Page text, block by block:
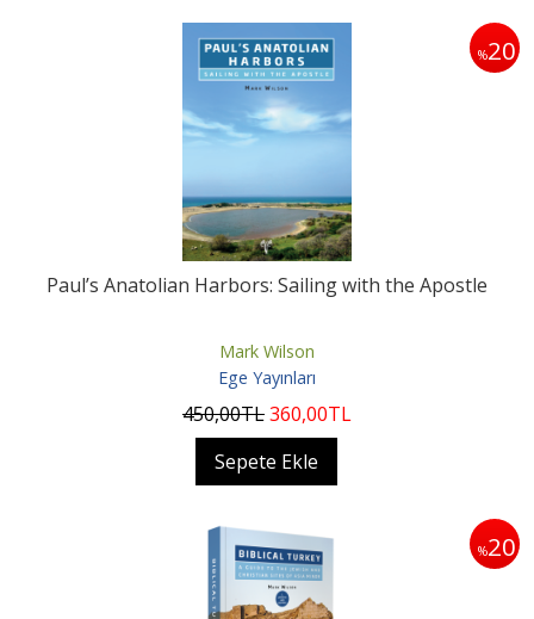
%20
Paul’s Anatolian Harbors: Sailing with the Apostle
Mark Wilson
Ege Yayınları
450,00TL360,00TL
Sepete Ekle
%20